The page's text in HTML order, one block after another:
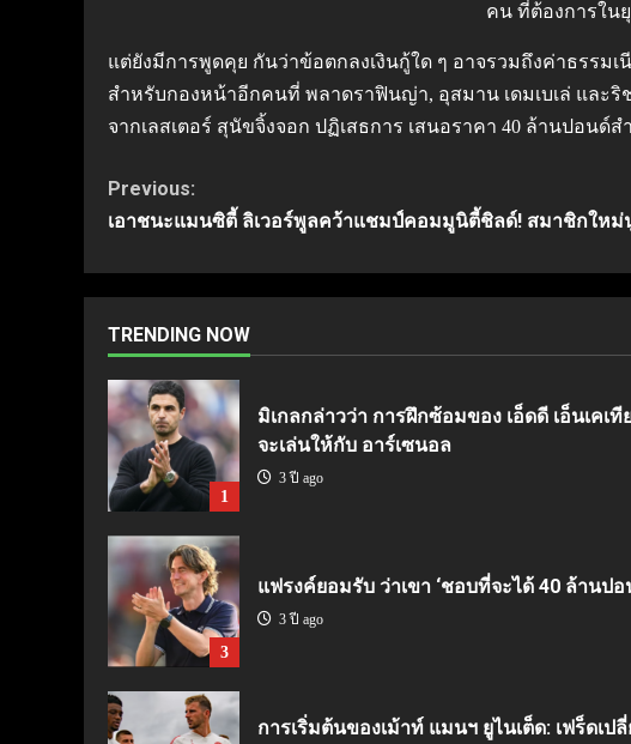
คน ที่ต้องการใน
แต่ยังมีการพูดคุย กันว่าข้อตกลงเงินกู้ใด ๆ อาจรวมถึงค่าธรรม
สำหรับกองหน้าอีกคนที่ พลาดราฟินญ่า, อุสมาน เดมเบเล่ และ
จากเลสเตอร์ สุนัขจิ้งจอก ปฏิเสธการ เสนอราคา 40 ล้านปอน
Continue
Previous:
เอาชนะแมนซิตี้ ลิเวอร์พูลคว้าแชมป์คอมมูนิตี้ชิลด์! สมาชิกใหม่
TRENDING NOW
1
มิเกลกล่าวว่า การฝึกซ้อมของ เอ็ดดี เอ็นเคเ
จะเล่นให้กับ อาร์เซนอล
3 ปี ago
3
แฟรงค์ยอมรับ ว่าเขา ‘ชอบที่จะได้ 40 ล้านปอ
3 ปี ago
การเริ่มต้นของเม้าท์ แมนฯ ยูไนเต็ด: เฟร็ดเป